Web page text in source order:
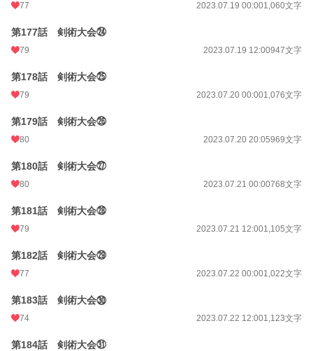
77 2023.07.19 00:001,060文字
第177話 剣術大会㉔
79 2023.07.19 12:00947文字
第178話 剣術大会㉕
79 2023.07.20 00:001,076文字
第179話 剣術大会㉖
80 2023.07.20 20:05969文字
第180話 剣術大会㉗
80 2023.07.21 00:00768文字
第181話 剣術大会㉘
79 2023.07.21 12:001,105文字
第182話 剣術大会㉙
77 2023.07.22 00:001,022文字
第183話 剣術大会㉚
74 2023.07.22 12:001,123文字
第184話 剣術大会㉛